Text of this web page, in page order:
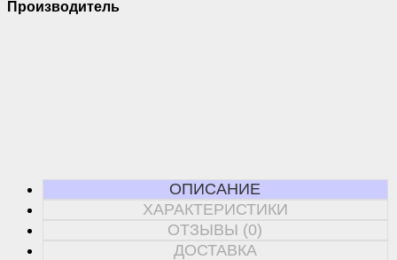
Производитель
ОПИСАНИЕ
ХАРАКТЕРИСТИКИ
ОТЗЫВЫ (0)
ДОСТАВКА